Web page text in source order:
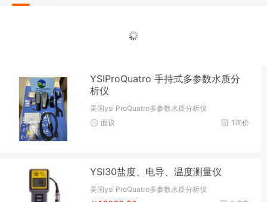
YSIProQuatro 手持式多参数水质分
析仪
美国ysi ProQuatro多参数水质分析仪
1询价
面议
YSI30盐度、电导、温度测量仪
美国ysi ProQuatro多参数水质分析仪